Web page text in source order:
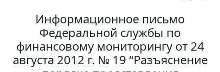
Информационное письмо
Федеральной службы по
финансовому мониторингу от 24
августа 2012 г. № 19 “Разъяснение